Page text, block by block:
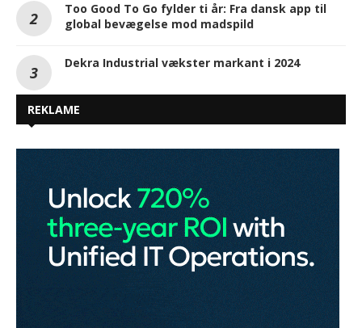
Too Good To Go fylder ti år: Fra dansk app til
global bevægelse mod madspild
Dekra Industrial vækster markant i 2024
REKLAME